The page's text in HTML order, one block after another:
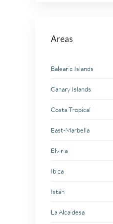
Areas
Balearic Islands
Canary Islands
Costa Tropical
East-Marbella
Elviria
Ibiza
Istán
La Alcaidesa